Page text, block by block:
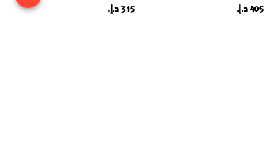
405 د.إ. 315 د.إ.